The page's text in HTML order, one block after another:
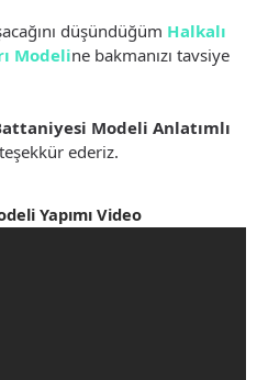
düşündüğüm Halkalı
Modeline bakmanızı tavsiye
Modeli Anlatımlı
ederiz.
Yapımı Video